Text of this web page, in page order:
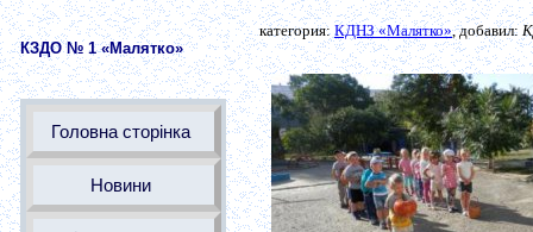
КЗДО № 1 «Малятко»
Головна сторінка
Новини
категория: КДНЗ «Малятко», добавил: